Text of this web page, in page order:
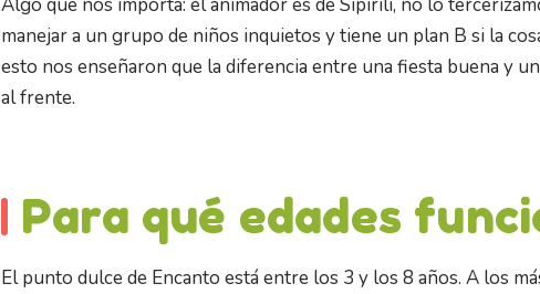
manejar a un grupo de niños inquietos y tiene un plan B si la
esto nos enseñaron que la diferencia entre una fiesta buena y
al frente.
Para qué edades
El punto dulce de Encanto está entre los 3 y los 8 años. A los